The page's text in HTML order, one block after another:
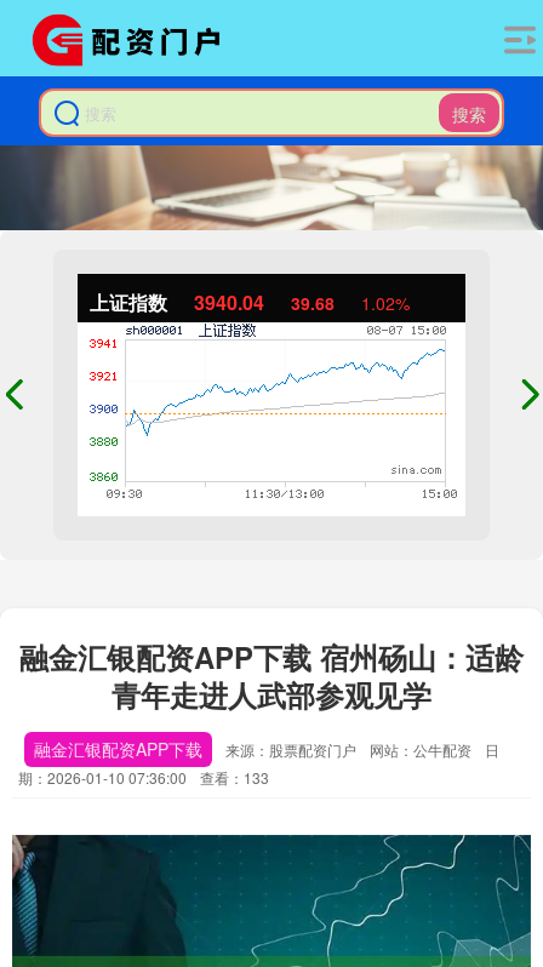
搜索
上证指数 3940.04 39.68 1.02%
融金汇银配资APP下载 宿州砀山：适龄
青年走进人武部参观见学
融金汇银配资APP下载 来源：股票配资门户 网站：公牛配资
日
期：2026-01-10 07:36:00
查看：133